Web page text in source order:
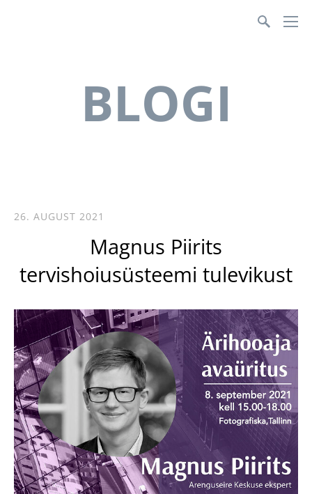
BLOGI
26. AUGUST 2021
Magnus Piirits
tervishoiusüsteemi tulevikust